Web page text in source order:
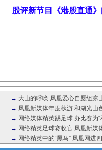
股评新节目《港股直通
→ 大山的呼唤 凤凰爱心自愿组凉
→ 凤凰新媒体年度秋游 和湖光山
→ 网络媒体精英踢足球 办比赛为“
→ 网络精英足球赛收官 凤凰新媒
→ 网络精英中的“黑马” 凤凰网进